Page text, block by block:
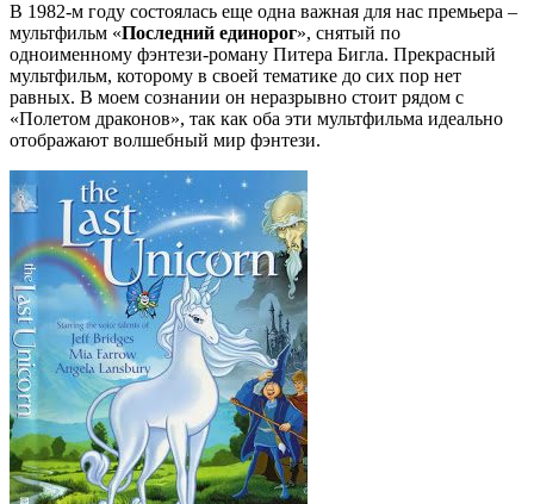
В 1982-м году состоялась еще одна важная для нас премьера –
мультфильм «Последний единорог», снятый по
одноименному фэнтези-роману Питера Бигла. Прекрасный
мультфильм, которому в своей тематике до сих пор нет
равных. В моем сознании он неразрывно стоит рядом с
«Полетом драконов», так как оба эти мультфильма идеально
отображают волшебный мир фэнтези.